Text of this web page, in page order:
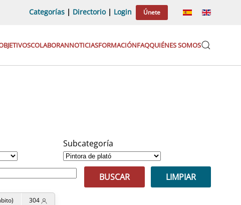
Categorías | Directorio| Login Únete
COLABORANNOTICIASFORMACIÓNFAQQUIÉNES SOMOS
Subcategoría
BUSCAR LIMPIAR
304